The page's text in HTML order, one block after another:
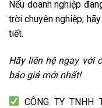
Nếu doanh nghiệp
trời chuyên nghiệp;
tiết.
Hãy liên hệ ngay với
báo giá mới nhất!
CÔNG TY TNHH